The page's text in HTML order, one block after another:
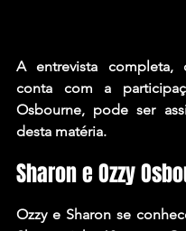
A entrevista completa,
conta com a
Osbourne, pode ser
desta matéria.
Sharon e Ozzy
Ozzy e Sharon se